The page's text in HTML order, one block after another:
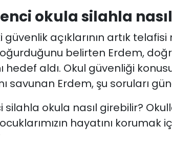
okula silahla
güvenlik açıklarının artık
belirten Erdem,
hedef aldı. Okul güvenliği
savunan Erdem, şu soruları
silahla okula nasıl girebilir?
hayatını